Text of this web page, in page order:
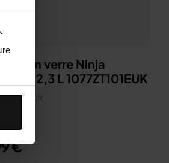
en verre Ninja
2,3 L 1077ZT101EUK
€